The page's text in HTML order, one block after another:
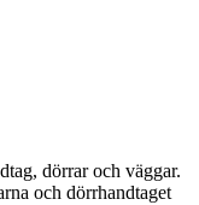
dörrar och väggar.
och dörrhandtaget